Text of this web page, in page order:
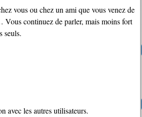
continuez de parler, mais moins fort
seuls.
avec les autres utilisateurs.